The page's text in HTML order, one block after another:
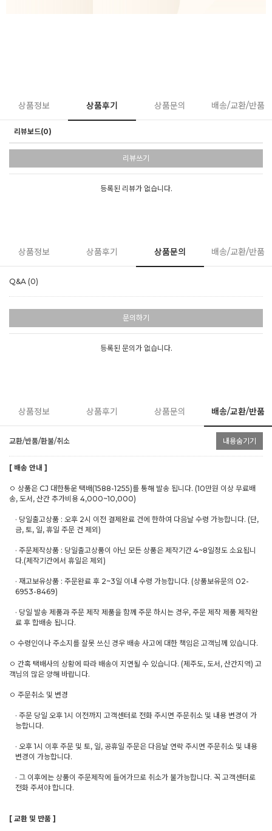
상품정보 상품후기 상품문의 배송/교환/반품
리뷰보드(0)
리뷰쓰기
등록된 리뷰가 없습니다.
상품정보 상품후기 상품문의 배송/교환/반품
Q&A (0)
문의하기
등록된 문의가 없습니다.
상품정보 상품후기 상품문의 배송/교환/반품
교환/반품/환불/취소 내용숨기기
[ 배송 안내 ]
ㅇ 상품은 CJ 대한통운 택배(1588-1255)를 통해 발송 됩니다. (10만원 이상 무료배
송, 도서, 산간 추가비용 4,000~10,000)
· 당일출고상품 : 오후 2시 이전 결제완료 건에 한하여 다음날 수령 가능합니다. (단,
금, 토, 일, 휴일 주문 건 제외)
· 주문제작상품 : 당일출고상품이 아닌 모든 상품은 제작기간 4~8일정도 소요됩니
다.(제작기간에서 휴일은 제외)
· 재고보유상품 : 주문완료 후 2~3일 이내 수령 가능합니다. (상품보유문의 02-
6953-8469)
· 당일 발송 제품과 주문 제작 제품을 함께 주문 하시는 경우, 주문 제작 제품 제작완
료 후 합배송 됩니다.
ㅇ 수령인이나 주소지를 잘못 쓰신 경우 배송 사고에 대한 책임은 고객님께 있습니다.
ㅇ 간혹 택배사의 상황에 따라 배송이 지연될 수 있습니다. (제주도, 도서, 산간지역) 고
객님의 많은 양해 바랍니다.
ㅇ 주문취소 및 변경
· 주문 당일 오후 1시 이전까지 고객센터로 전화 주시면 주문취소 및 내용 변경이 가
능합니다.
· 오후 1시 이후 주문 및 토, 일, 공휴일 주문은 다음날 연락 주시면 주문취소 및 내용
변경이 가능합니다.
· 그 이후에는 상품이 주문제작에 들어가므로 취소가 불가능합니다. 꼭 고객센터로
전화 주셔야 합니다.
[ 교환 및 반품 ]